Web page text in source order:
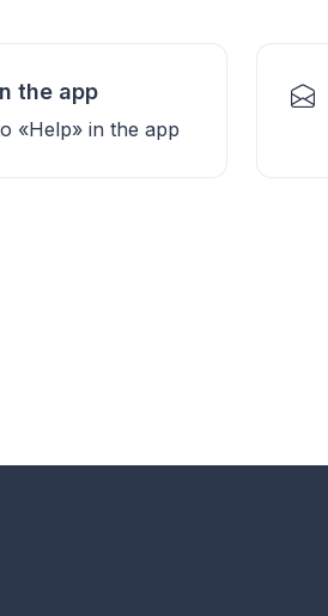
the app
«Help» in the app